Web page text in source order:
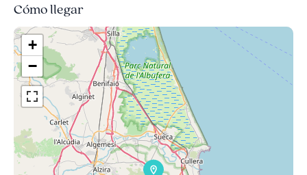
Cómo llegar
+
−